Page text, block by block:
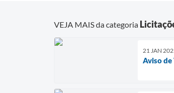
VEJA MAIS da categoria
21 JAN
Aviso